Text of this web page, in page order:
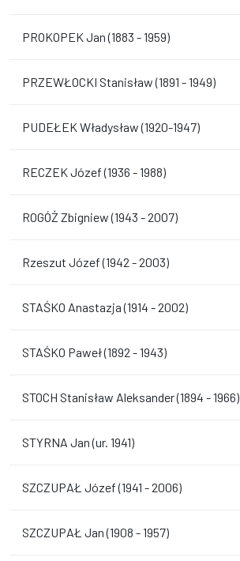
PROKOPEK Jan (1883 - 1959)
PRZEWŁOCKI Stanisław (1891 - 1949)
PUDEŁEK Władysław (1920-1947)
RECZEK Józef (1936 - 1988)
ROGÓŻ Zbigniew (1943 - 2007)
Rzeszut Józef (1942 - 2003)
STAŚKO Anastazja (1914 - 2002)
STAŚKO Paweł (1892 - 1943)
STOCH Stanisław Aleksander (1894 - 1966)
STYRNA Jan (ur. 1941)
SZCZUPAŁ Józef (1941 - 2006)
SZCZUPAŁ Jan (1908 - 1957)